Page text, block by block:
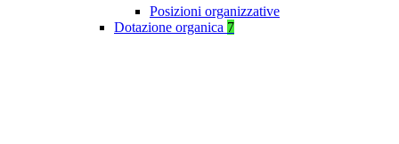
Posizioni organizzative
Dotazione organica 7